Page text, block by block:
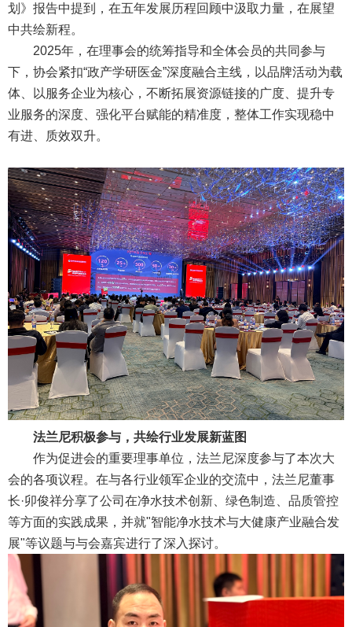
划》报告中提到，在五年发展历程回顾中汲取力量，在展望
中共绘新程。
2025年，在理事会的统筹指导和全体会员的共同参与
下，协会紧扣“政产学研医金”深度融合主线，以品牌活动为载
体、以服务企业为核心，不断拓展资源链接的广度、提升专
业服务的深度、强化平台赋能的精准度，整体工作实现稳中
有进、质效双升。
法兰尼积极参与，共绘行业发展新蓝图
作为促进会的重要理事单位，法兰尼深度参与了本次大
会的各项议程。在与各行业领军企业的交流中，法兰尼董事
长·卯俊祥分享了公司在净水技术创新、绿色制造、品质管控
等方面的实践成果，并就"智能净水技术与大健康产业融合发
展"等议题与与会嘉宾进行了深入探讨。